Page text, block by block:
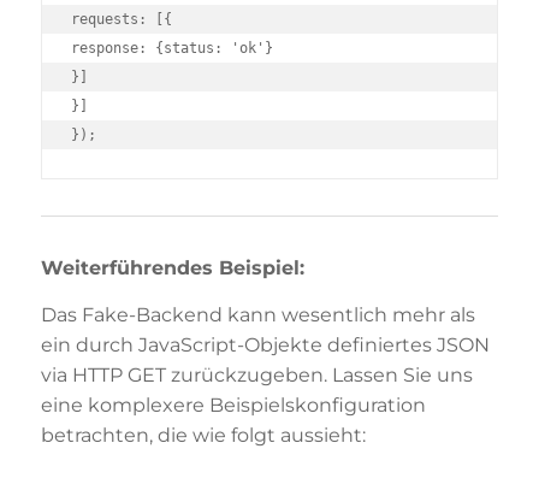
requests: [{
response: {status: 'ok'}
}]
}]
Weiterführendes Beispiel:
Das Fake-Backend kann wesentlich mehr als
ein durch JavaScript-Objekte definiertes JSON
via HTTP GET zurückzugeben. Lassen Sie uns
eine komplexere Beispielskonfiguration
betrachten, die wie folgt aussieht: